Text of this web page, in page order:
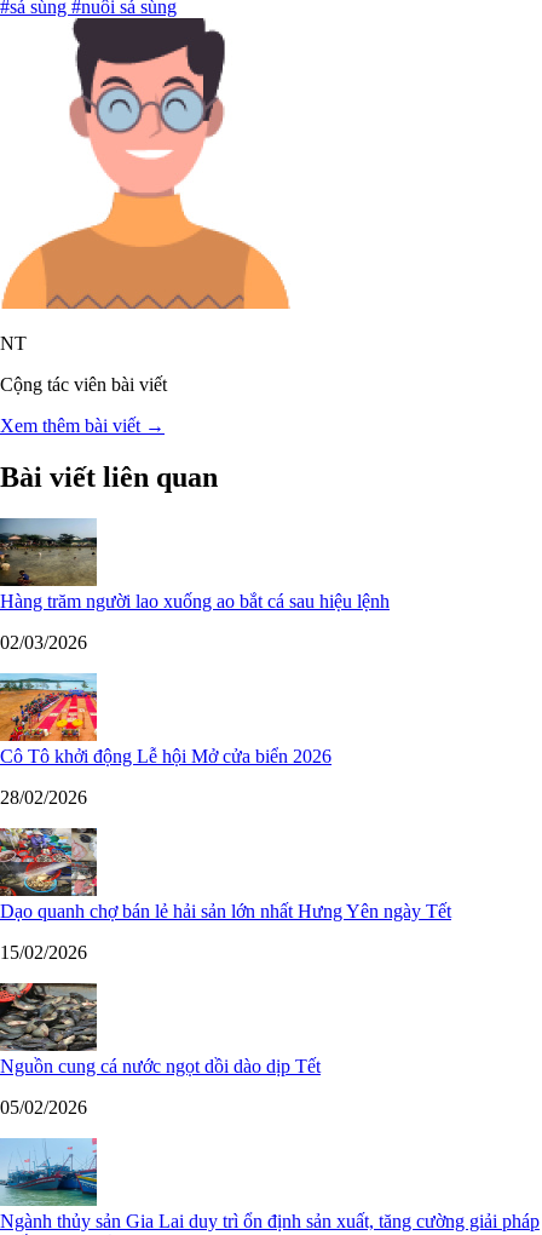
#sá sùng #nuôi sá sùng
NT
Cộng tác viên bài viết
Xem thêm bài viết →
Bài viết liên quan
Hàng trăm người lao xuống ao bắt cá sau hiệu lệnh
02/03/2026
Cô Tô khởi động Lễ hội Mở cửa biển 2026
28/02/2026
Dạo quanh chợ bán lẻ hải sản lớn nhất Hưng Yên ngày Tết
15/02/2026
Nguồn cung cá nước ngọt dồi dào dịp Tết
05/02/2026
Ngành thủy sản Gia Lai duy trì ổn định sản xuất, tăng cường giải pháp